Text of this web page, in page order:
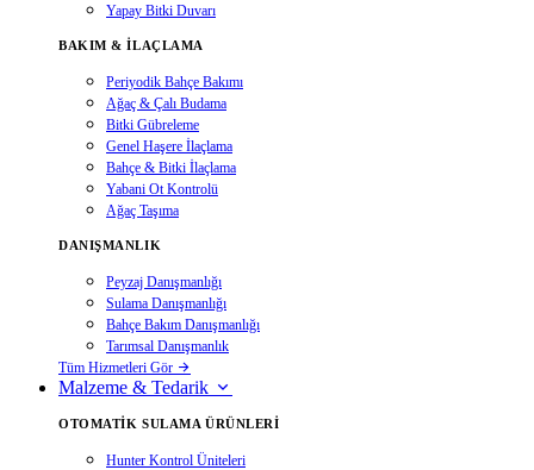
Yapay Bitki Duvarı
BAKIM & İLAÇLAMA
Periyodik Bahçe Bakımı
Ağaç & Çalı Budama
Bitki Gübreleme
Genel Haşere İlaçlama
Bahçe & Bitki İlaçlama
Yabani Ot Kontrolü
Ağaç Taşıma
DANIŞMANLIK
Peyzaj Danışmanlığı
Sulama Danışmanlığı
Bahçe Bakım Danışmanlığı
Tarımsal Danışmanlık
Tüm Hizmetleri Gör
Malzeme & Tedarik
OTOMATIK SULAMA ÜRÜNLERI
Hunter Kontrol Üniteleri